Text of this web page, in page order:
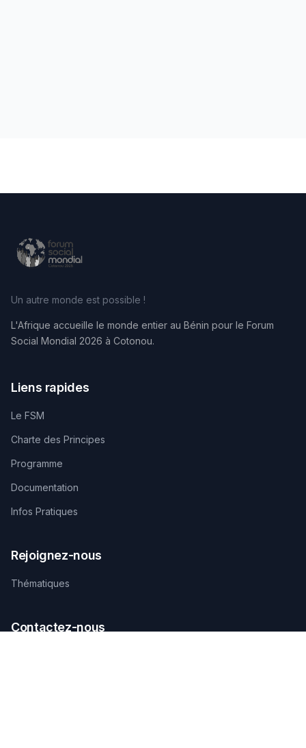
Un autre monde est possible !
L'Afrique accueille le monde entier au Bénin pour le Forum
Social Mondial 2026 à Cotonou.
Liens rapides
Le FSM
Charte des Principes
Programme
Documentation
Infos Pratiques
Rejoignez-nous
Thématiques
Contactez-nous